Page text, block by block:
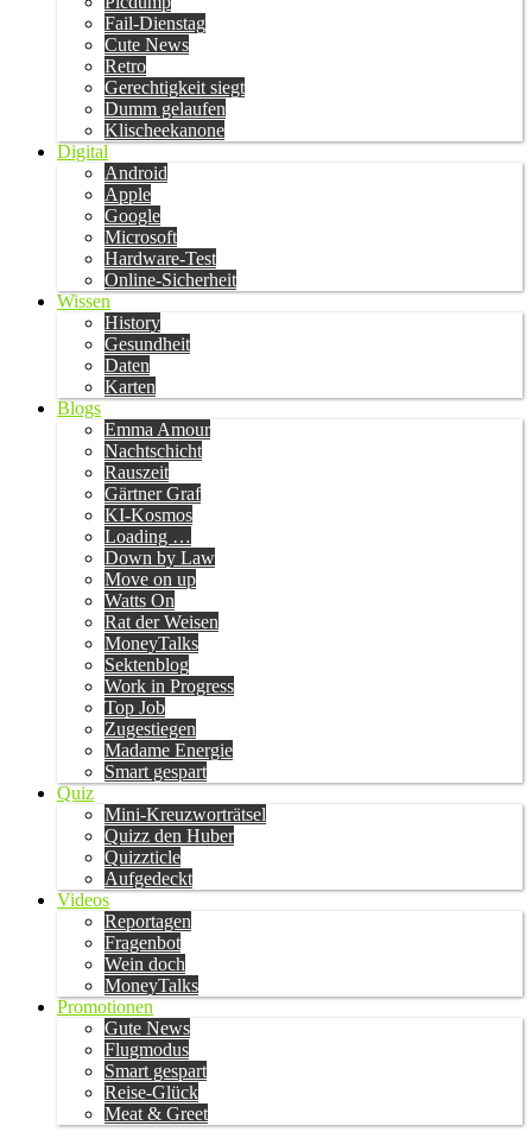
Fail-Dienstag
Cute News
Retro
Gerechtigkeit siegt
Dumm gelaufen
Klischeekanone
Digital
Android
Apple
Google
Microsoft
Hardware-Test
Online-Sicherheit
Wissen
History
Gesundheit
Daten
Karten
Blogs
Emma Amour
Nachtschicht
Rauszeit
Gärtner Graf
KI-Kosmos
Loading …
Down by Law
Move on up
Watts On
Rat der Weisen
MoneyTalks
Sektenblog
Work in Progress
Top Job
Zugestiegen
Madame Energie
Smart gespart
Quiz
Mini-Kreuzworträtsel
Quizz den Huber
Quizzticle
Aufgedeckt
Videos
Reportagen
Fragenbot
Wein doch
MoneyTalks
Promotionen
Gute News
Flugmodus
Smart gespart
Reise-Glück
Meat & Greet